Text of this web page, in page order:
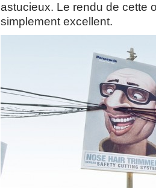
astucieux. Le rendu de cette
simplement excellent.